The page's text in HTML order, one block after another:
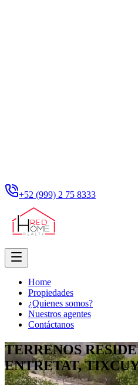
+52 (999) 2 75 8333
Home
Propiedades
¿Quienes somos?
Nuestros agentes
Contáctanos
TERRENOS
ENTRETAT,